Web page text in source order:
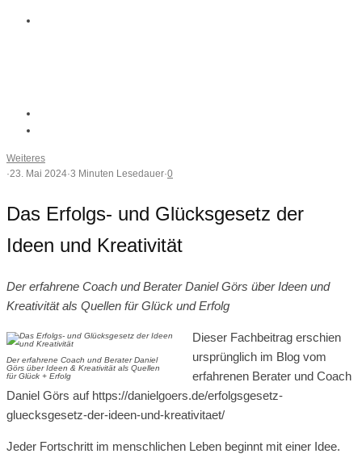
Weiteres
·23. Mai 2024·3 Minuten Lesedauer·0
Das Erfolgs- und Glücksgesetz der
Ideen und Kreativität
Der erfahrene Coach und Berater Daniel Görs über Ideen und
Kreativität als Quellen für Glück und Erfolg
Der erfahrene Coach und Berater Daniel
Görs über Ideen & Kreativität als Quellen
für Glück + Erfolg
Dieser Fachbeitrag erschien
ursprünglich im Blog vom
erfahrenen Berater und Coach
Daniel Görs auf https://danielgoers.de/erfolgsgesetz-
gluecksgesetz-der-ideen-und-kreativitaet/
Jeder Fortschritt im menschlichen Leben beginnt mit einer Idee.